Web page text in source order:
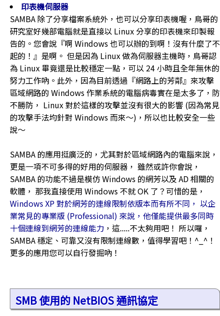
印表機伺服器
SAMBA 除了分享檔案系統外，也可以分享印表機喔，鳥哥的
研究室好幾部電腦就是直接以 Linux 分享的印表機來印製報
告的。您會說『啊 Windows 也可以辦的到啊！沒有什麼了不
起的！』是啊。 但是因為 Linux 做為伺服器主機時，鳥哥認
為 Linux 畢竟還是比較穩定一點，可以 24 小時且全年無休的
努力工作吶。此外，因為目前透過『網路上的芳鄰』來攻擊
區域網路的 Windows 作業系統的電腦病毒實在是太多了，防
不勝防， Linux 對於這樣的攻擊並沒有很大的影響 (因為常見
的攻擊手法均針對 Windows 而來～)，所以也比較安全一些
說～
SAMBA 的應用挺廣泛的，尤其對於區域網路內的電腦來說，
更是一項不可多得的好用的伺服器， 雖然或許你會說，
SAMBA 的功能不過是模仿 Windows 的網芳以及 AD 相關的
軟體， 那我直接使用 Windows 不就 OK 了？可惜的是，
Windows XP 對於網芳的連線限制依版本而有所不同， 以企
業常見的專業版 (Professional) 來說，他僅能提供最多同時
十個連線到網芳的連線能力 ，這.....不太夠用吧！ 所以囉，
SAMBA 穩定、可靠又沒有限制連線數，值得學習吧！^_^！
更多的應用您可以自行發掘吶！
SMB 使用的 NetBIOS 通訊協定